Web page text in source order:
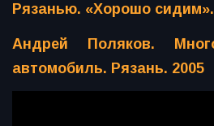
Рязанью. «Хорошо сидим».
Андрей Поляков.
автомобиль. Рязань. 2005